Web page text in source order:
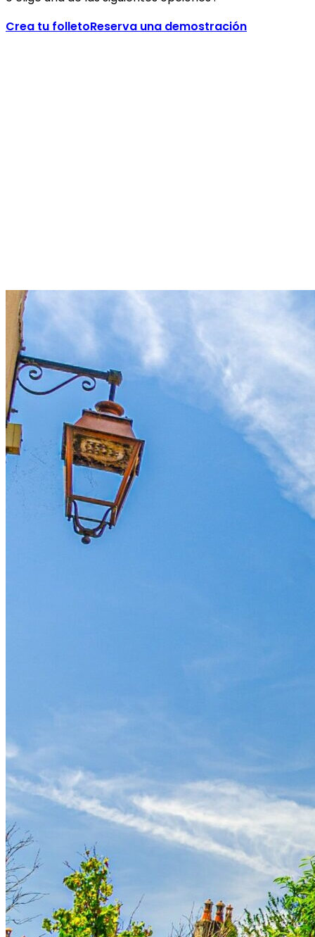
Crea tu folletoReserva una demostración